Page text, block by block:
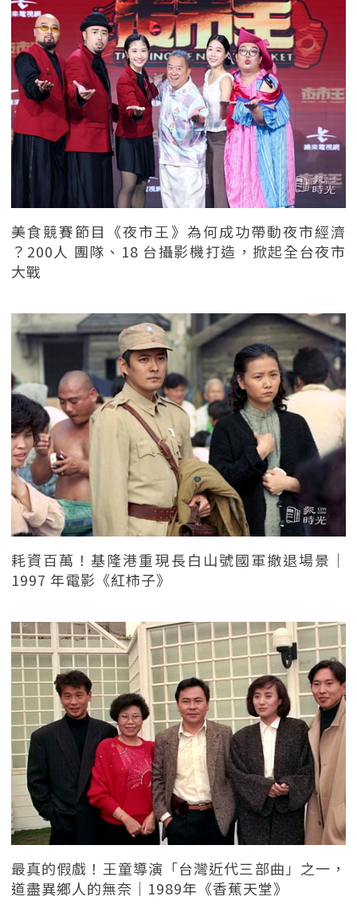
美食競賽節目《夜市王》為何成功帶動夜市經濟
？200人 團隊、18 台攝影機打造，掀起全台夜市
大戰
耗資百萬！基隆港重現長白山號國軍撤退場景｜
1997 年電影《紅柿子》
最真的假戲！王童導演「台灣近代三部曲」之一，
道盡異鄉人的無奈｜1989年《香蕉天堂》